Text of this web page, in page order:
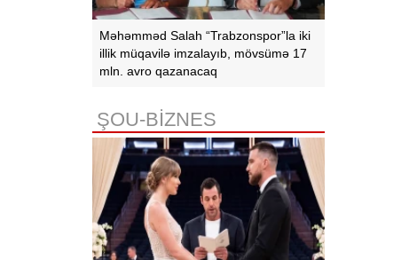
Məhəmməd Salah “Trabzonspor”la iki
illik müqavilə imzalayıb, mövsümə 17
mln. avro qazanacaq
ŞOU-BİZNES